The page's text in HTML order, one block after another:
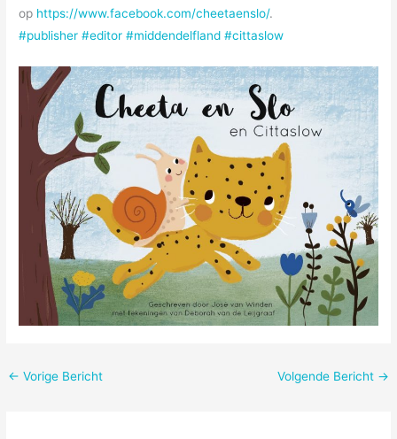
op https://www.facebook.com/cheetaenslo/.
#publisher #editor #middendelfland #cittaslow
← Vorige Bericht Volgende Bericht →